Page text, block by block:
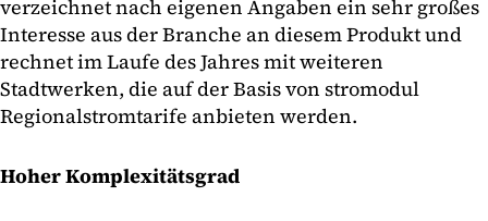
verzeichnet nach eigenen Angaben ein sehr großes
Interesse aus der Branche an diesem Produkt und
rechnet im Laufe des Jahres mit weiteren
Stadtwerken, die auf der Basis von stromodul
Regionalstromtarife anbieten werden.
Hoher Komplexitätsgrad